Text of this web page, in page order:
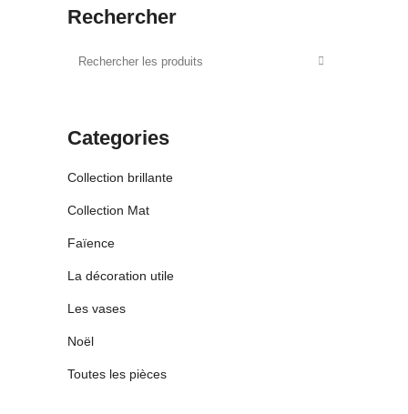
Rechercher
Categories
Collection brillante
Collection Mat
Faïence
La décoration utile
Les vases
Noël
Toutes les pièces